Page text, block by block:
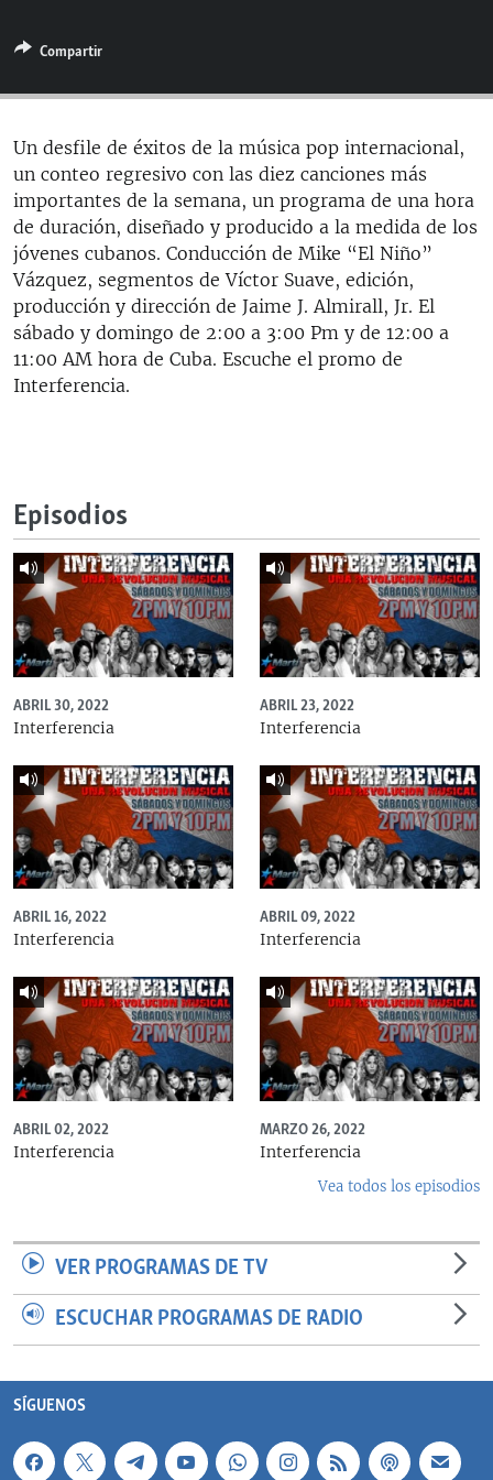
ESPECIALES
ESPECIALES
LA REALIDAD DE LA VIVIENDA EN CUBA
SER VIEJO EN CUBA
KENTU-CUBANO
LOS SANTOS DE HIALEAH
DESINFORMACIÓN RUSA EN AMÉRICA LATINA
LA INVASIÓN DE RUSIA A UCRANIA
MULTIMEDIA
EDITORIALES
SÍGUENOS
Compartir
Un desfile de éxitos de la música pop internacional,
un conteo regresivo con las diez canciones más
importantes de la semana, un programa de una hora
de duración, diseñado y producido a la medida de los
jóvenes cubanos. Conducción de Mike “El Niño”
Vázquez, segmentos de Víctor Suave, edición,
producción y dirección de Jaime J. Almirall, Jr. El
sábado y domingo de 2:00 a 3:00 Pm y de 12:00 a
11:00 AM hora de Cuba. Escuche el promo de
Interferencia.
Episodios
ABRIL 30, 2022
Interferencia
ABRIL 23, 2022
Interferencia
ABRIL 16, 2022
Interferencia
ABRIL 09, 2022
Interferencia
ABRIL 02, 2022
Interferencia
MARZO 26, 2022
Interferencia
Vea todos los episodios
VER PROGRAMAS DE TV
ESCUCHAR PROGRAMAS DE RADIO
SÍGUENOS